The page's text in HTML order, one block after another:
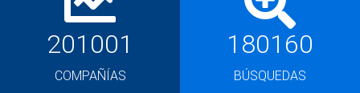
201001
COMPAÑÍAS
180160
BÚSQUEDAS